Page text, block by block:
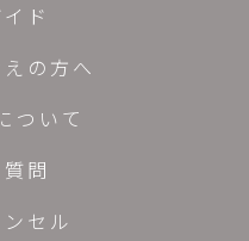
ド
の方へ
ついて
問
セル